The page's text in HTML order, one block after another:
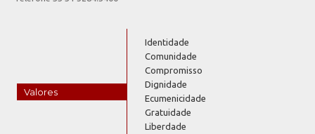
Valores
Identidade
Comunidade
Compromisso
Dignidade
Ecumenicidade
Gratuidade
Liberdade